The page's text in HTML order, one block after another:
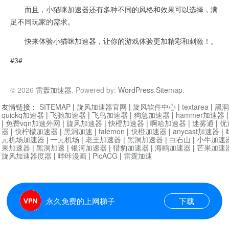
而且，小猫咪加速器还有多种不同的风格和效果可以选择，满
足不同玩家的需求。
快来体验小猫咪加速器，让你的游戏体验更加精彩和刺激！。
#3#
© 2026 雷轰加速器. Powered by: WordPress.Sitemap.
永久免费的上网梯子 下载
友情链接： SITEMAP | 旋风加速器官网 | 旋风软件中心 | textarea | 黑
quickq加速器 | 飞驰加速器 | 飞鸟加速器 | 狗急加速器 | hammer加速器
| 免费vqn加速外网 | 旋风加速器 |快橙加速器 | 啊哈加速器 | 迷雾通 | 优
器 |快柠檬加速器 | 黑洞加速 | falemon |快橙加速器 | anycast加速器 |
元机场加速器 | 一元机场 | 老王加速器 | 黑洞加速器 | 白石山 | 小牛加速
果加速器 | 黑洞加速 | 银河加速器 | 猎豹加速器 | 海鸥加速器 | 芒果加速
旋风加速器度器 | 哔咔漫画 | PicACG | 雷霆加速